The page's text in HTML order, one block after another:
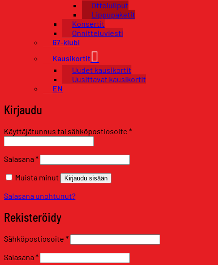
Otteluliput
Lippupaketit
Konsertit
Onnitteluviesti
67-klubi
Kausikortit
Uudet kausikortit
Uusittavat kausikortit
EN
Kirjaudu
Käyttäjätunnus tai sähköpostiosoite *Vaaditaan
Salasana *Vaaditaan
Muista minut Kirjaudu sisään
Salasana unohtunut?
Rekisteröidy
Sähköpostiosoite *Vaaditaan
Salasana *Vaaditaan